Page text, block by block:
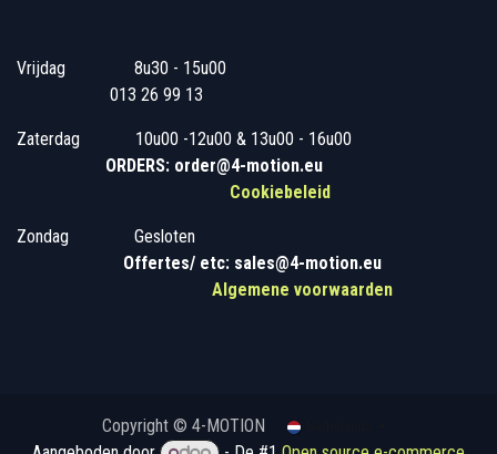
Vrijdag
​8u30 - 15u00
013 26 99 13
Zaterdag
​10u00 -12u00 & 13u00 - 16u00
ORDERS: order@4-motion.eu
Cookiebeleid
Zondag
​​Gesloten
Offertes/ etc: sales@4-motion.eu
Algemene voorwaarden
Copyright © 4-MOTION